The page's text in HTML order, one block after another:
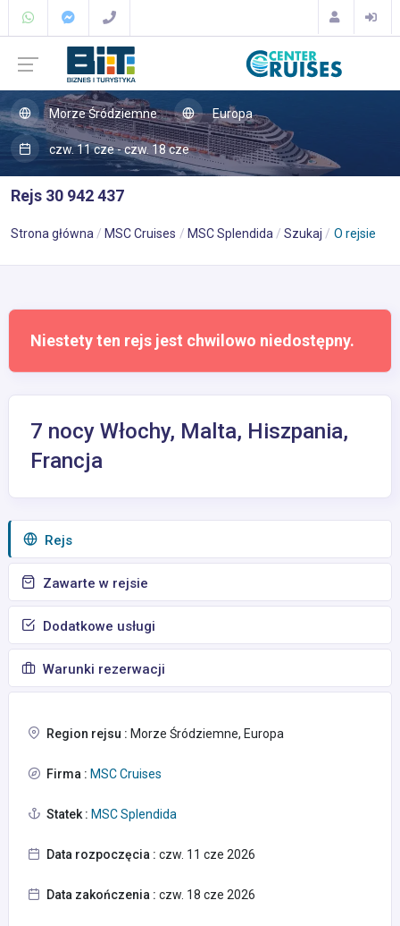
Morze Śródziemne Europa
czw. 11 cze - czw. 18 cze
Rejs 30 942 437
Strona główna MSC Cruises MSC Splendida Szukaj O rejsie
Niestety ten rejs jest chwilowo niedostępny.
7 nocy Włochy, Malta, Hiszpania,
Francja
Rejs
Zawarte w rejsie
Dodatkowe usługi
Warunki rezerwacji
Region rejsu : Morze Śródziemne, Europa
Firma : MSC Cruises
Statek : MSC Splendida
Data rozpoczęcia : czw. 11 cze 2026
Data zakończenia : czw. 18 cze 2026